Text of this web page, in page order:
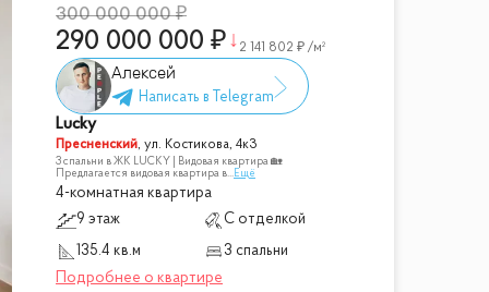
известный российский
белоснежными колоннами,
Сити", воды Москвы-реки, зелень парков
выполнена из натурального дерева и
300 000 000
290 000 000 2 141 802 /м²
Алексей
Lucky
Пресненский, ул. Костикова, 4к3
3 спальни в ЖК LUCKY | Видовая квартира 🏡
Предлагается видовая квартира в...Ещё
4-комнатная квартира
9 этаж
С отделкой
135.4 кв.м
3 спальни